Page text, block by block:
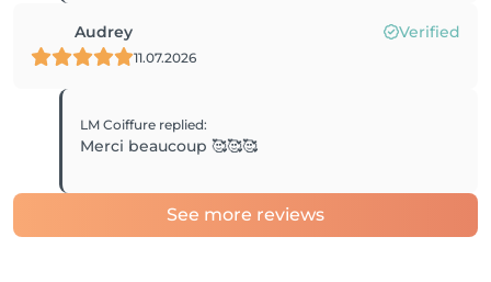
Audrey Verified
11.07.2026
LM Coiffure replied:
Merci beaucoup 🥰🥰🥰
See more reviews